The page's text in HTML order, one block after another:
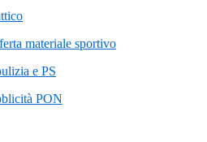
materiale sportivo
e PS
PON